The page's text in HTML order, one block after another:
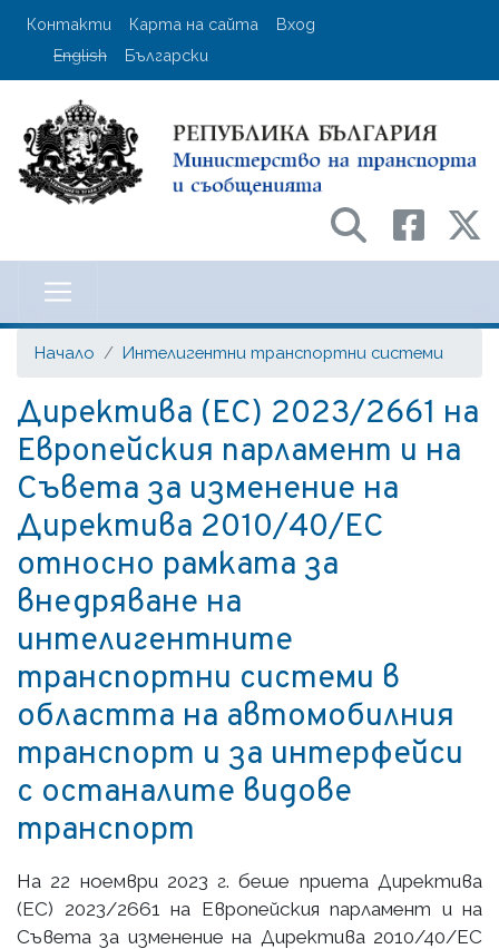
Премини
User account menu
Контакти Карта на сайта
Вход
English
Български
на транспорта
Начало Интелигентни транспортни системи
Директива (ЕС) 2023/2661 на
Европейския парламент и на
Съвета за изменение на
Директива 2010/40/ЕС
относно рамката за
внедряване на
интелигентните
транспортни системи в
областта на автомобилния
транспорт и за интерфейси
с останалите видове
транспорт
На 22 ноември 2023 г. беше приета Директива
(ЕС) 2023/2661 на Европейския парламент и на
Съвета за изменение на Директива 2010/40/ЕС